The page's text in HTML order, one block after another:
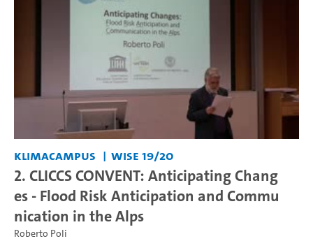
KlimaCampus WiSe 19/20
2. CLICCS CONVENT: Anticipating Chang
es - Flood Risk Anticipation and Commu
nication in the Alps
Roberto Poli